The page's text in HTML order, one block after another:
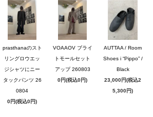
prasthanaのスト
リングロウエッ
ジシャツにニー
タックパンツ 26
0804
0円(税込0円)
VOAAOV ブライ
トモールセット
アップ 260803
0円(税込0円)
AUTTAA / Room
Shoes i “Pippo” /
Black
23,000円(税込2
5,300円)